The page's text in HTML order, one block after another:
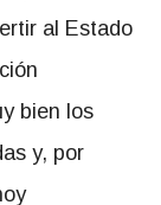
al Estado
bien los
y, por